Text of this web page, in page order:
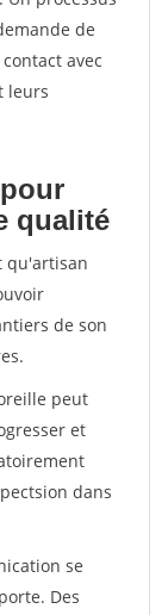
de
avec
leurs
qualité
qu'artisan
de son
peut
et
dans
se
Des